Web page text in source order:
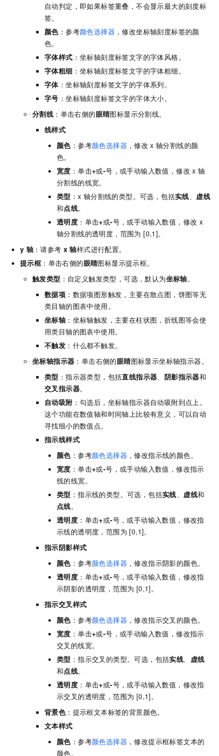
自动判定，即如果标签重叠，不会显示最大的刻度标
签。
颜色：参考颜色选择器 ，修改坐标轴刻度标签的颜
色。
字体样式 ：坐标轴刻度标签文字的字体风格。
字体粗细 ：坐标轴刻度标签文字的字体粗细。
字体：坐标轴刻度标签文字的字体系列。
字号 ：坐标轴刻度标签文字的字体大小。
分割线 ：单击右侧的眼睛图标显示分割线。
线样式
颜色：参考颜色选择器 ，修改 x 轴分割线的颜
色。
宽度 ：单击+或-号，或手动输入数值，修改 x 轴
分割线的线宽。
类型 ：x 轴分割线的类型。可选，包括实线、 虚线
和点线。
透明度 ：单击+或-号，或手动输入数值，修改 x
轴分割线的透明度，范围为 [0,1]。
y 轴 ：请参考 x 轴样式进行配置。
提示框：单击右侧的眼睛图标显示提示框。
触发类型 ：自定义触发类型，可选，默认为坐标轴。
数据项 ：数据项图形触发，主要在散点图，饼图等无
类目轴的图表中使用。
坐标轴 ：坐标轴触发，主要在柱状图，折线图等会使
用类目轴的图表中使用。
不触发 ：什么都不触发。
坐标轴指示器 ：单击右侧的眼睛图标显示坐标轴指示器。
类型 ：指示器类型，包括直线指示器、 阴影指示器和
交叉指示器。
自动吸附 ：勾选后，坐标轴指示器自动吸附到点上。
这个功能在数值轴和时间轴上比较有意义，可以自动
寻找细小的数值点。
指示线样式
颜色：参考颜色选择器 ，修改指示线的颜色。
宽度 ：单击+或-号，或手动输入数值，修改指示
线的线宽。
类型 ：指示线的类型。可选，包括实线、 虚线和
点线。
透明度 ：单击+或-号，或手动输入数值，修改指
示线的透明度，范围为 [0,1]。
指示阴影样式
颜色：参考颜色选择器 ，修改指示阴影的颜色。
透明度 ：单击+或-号，或手动输入数值，修改指
示阴影的透明度，范围为 [0,1]。
指示交叉样式
颜色：参考颜色选择器 ，修改指示交叉的颜色。
宽度 ：单击+或-号，或手动输入数值，修改指示
交叉的线宽。
类型 ：指示交叉的类型。可选，包括实线、 虚线
和点线。
透明度 ：单击+或-号，或手动输入数值，修改指
示交叉的透明度，范围为 [0,1]。
背景色：提示框文本标签的背景颜色。
文本样式
颜色：参考颜色选择器 ，修改提示框标签文本的
颜色。